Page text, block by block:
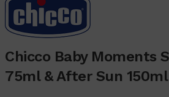
Chicco Baby Moments
75ml & After Sun 150ml